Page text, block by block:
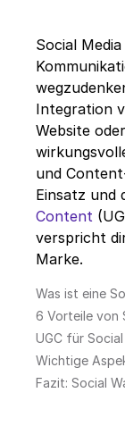
Social
Integration
Website
und
Einsatz und
Content
verspricht
Marke.
Was ist eine
6 Vorteile von
UGC für
Wichtige
Fazit: Social